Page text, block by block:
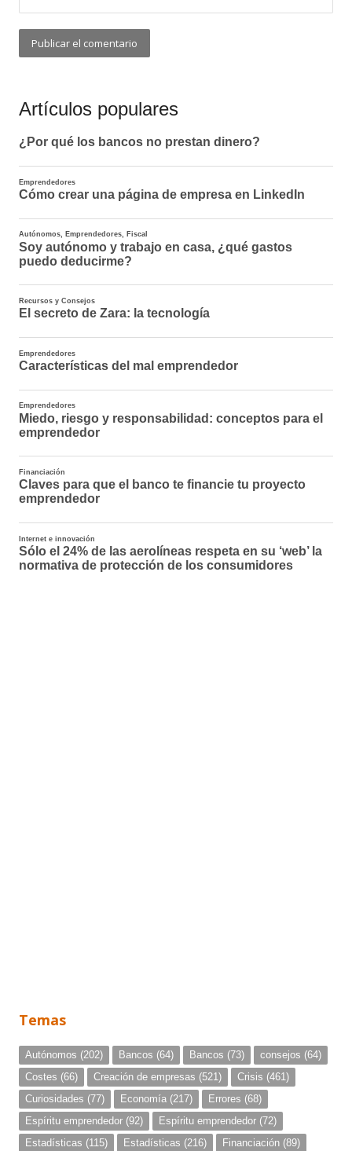
Artículos populares
Temas
Autónomos (202) Bancos (64) Bancos (73) consejos (64)
Costes (66) Creación de empresas (521) Crisis (461)
Curiosidades (77) Economía (217) Errores (68)
Espíritu emprendedor (92) Espíritu emprendedor (72)
Estadísticas (115) Estadísticas (216) Financiación (89)